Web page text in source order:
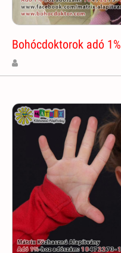
Bohócdoktorok adó 1%